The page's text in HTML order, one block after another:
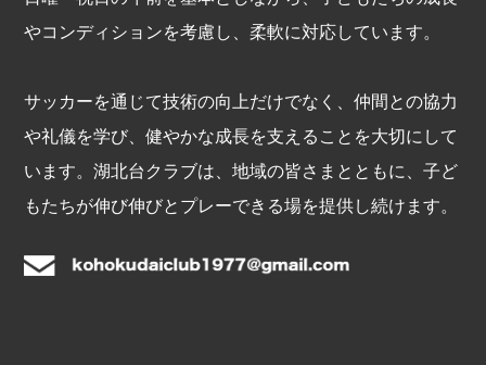
やコンディションを考慮し、柔軟に対応しています。
サッカーを通じて技術の向上だけでなく、仲間との協力
や礼儀を学び、健やかな成長を支えることを大切にして
います。湖北台クラブは、地域の皆さまとともに、子ど
もたちが伸び伸びとプレーできる場を提供し続けます。